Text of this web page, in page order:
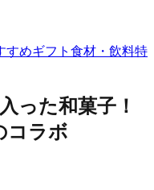
すめギフト 食材・飲料特
った和菓子！
コラボ